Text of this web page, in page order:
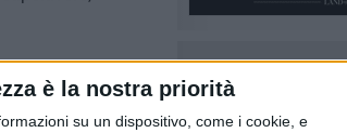
è la nostra priorità
su un dispositivo, come i cookie, e
e Alex Lahs.